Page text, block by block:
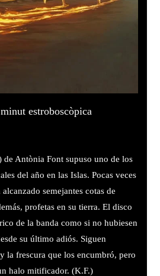
estroboscòpica
de Antònia Font supuso uno de los
del año en las Islas. Pocas veces
semejantes cotas de
profetas en su tierra. El disco
de la banda como si no hubiesen
su último adiós. Siguen
la frescura que los encumbró, pero
halo mitificador. (K.F.)